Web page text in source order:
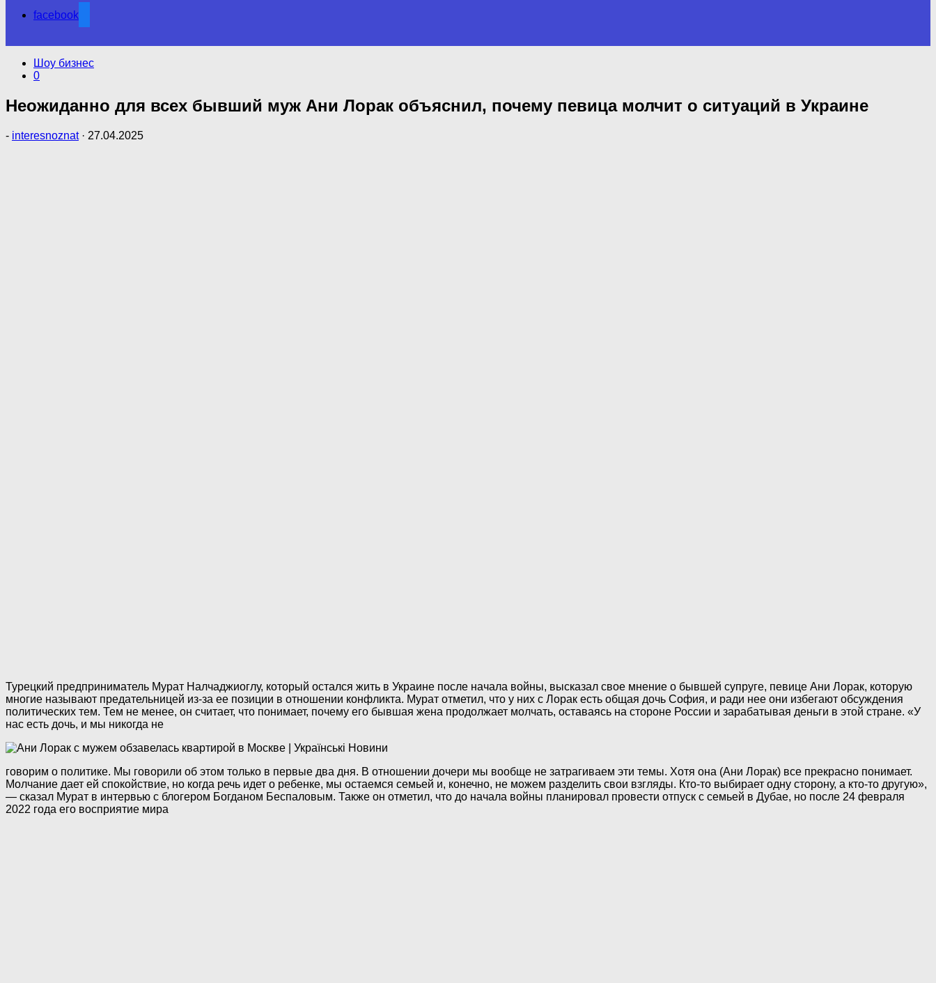
facebook
Шоу бизнес
0
Неожиданно для всех бывший муж Ани Лорак объяснил, почему певица молчит о ситуаций в Украине
- interesnoznat · 27.04.2025
Турецкий предприниматель Мурат Налчаджиоглу, который остался жить в Украине после начала войны, высказал свое мнение о бывшей супруге, певице Ани Лорак, которую
многие называют предательницей из-за ее позиции в отношении конфликта. Мурат отметил, что у них с Лорак есть общая дочь София, и ради нее они избегают обсуждения
политических тем. Тем не менее, он считает, что понимает, почему его бывшая жена продолжает молчать, оставаясь на стороне России и зарабатывая деньги в этой стране. «У
нас есть дочь, и мы никогда не
говорим о политике. Мы говорили об этом только в первые два дня. В отношении дочери мы вообще не затрагиваем эти темы. Хотя она (Ани Лорак) все прекрасно понимает.
Молчание дает ей спокойствие, но когда речь идет о ребенке, мы остаемся семьей и, конечно, не можем разделить свои взгляды. Кто-то выбирает одну сторону, а кто-то другую»,
— сказал Мурат в интервью с блогером Богданом Беспаловым. Также он отметил, что до начала войны планировал провести отпуск с семьей в Дубае, но после 24 февраля
2022 года его восприятие мира